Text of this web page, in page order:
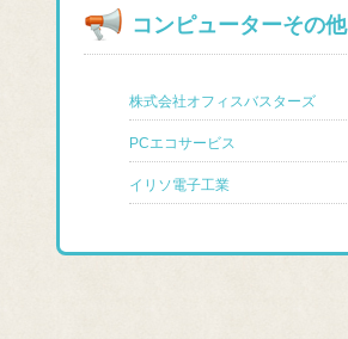
コンピューターその他
株式会社オフィスバスターズ
PCエコサービス
イリソ電子工業